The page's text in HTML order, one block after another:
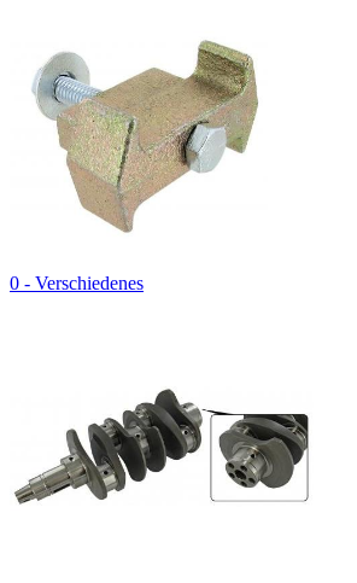
0 - Verschiedenes